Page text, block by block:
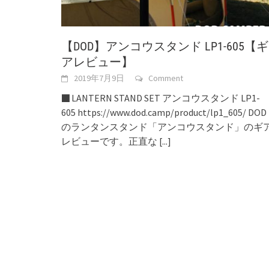
【DOD】アンコウスタンド LP1-605【ギ
アレビュー】
2019年7月9日 Comment
■ LANTERN STAND SET アンコウスタンド LP1-
605 https://www.dod.camp/product/lp1_605/ DOD
のランタンスタンド「アンコウスタンド」のギ
レビューです。正直な [...]